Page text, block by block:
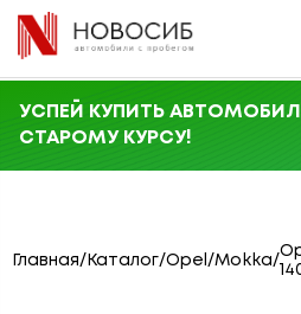
УСПЕЙ КУПИТЬ
СТАРОМУ КУРСУ!
Главная/ Каталог/Opel /Mokka/